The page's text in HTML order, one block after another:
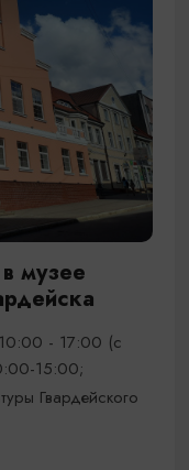
музее
- 17:00 (с
15:00;
Гвардейского